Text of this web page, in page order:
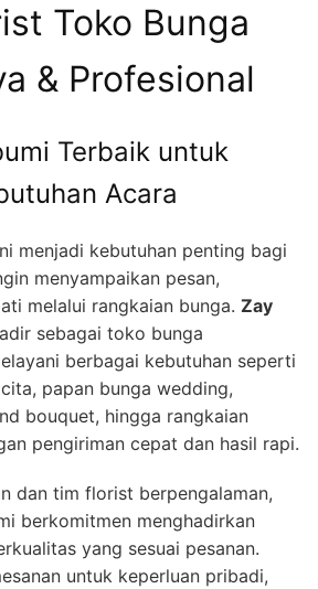
Toko Bunga
& Profesional
Terbaik untuk
Acara
menjadi kebutuhan penting bagi
menyampaikan pesan,
melalui rangkaian bunga. Zay
sebagai toko bunga
berbagai kebutuhan seperti
papan bunga wedding,
bouquet, hingga rangkaian
pengiriman cepat dan hasil rapi.
dan tim florist berpengalaman,
berkomitmen menghadirkan
yang sesuai pesanan.
untuk keperluan pribadi,